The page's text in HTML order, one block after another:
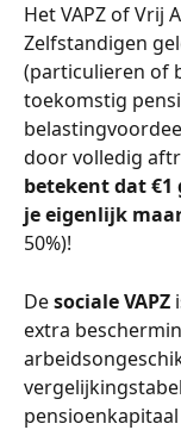
Het VAPZ of Vrij
Zelfstandigen
(particulieren of
toekomstig
door volledig
betekent dat €1
je eigenlijk
50%)!
De sociale VAPZ
extra
pensioenkapitaal